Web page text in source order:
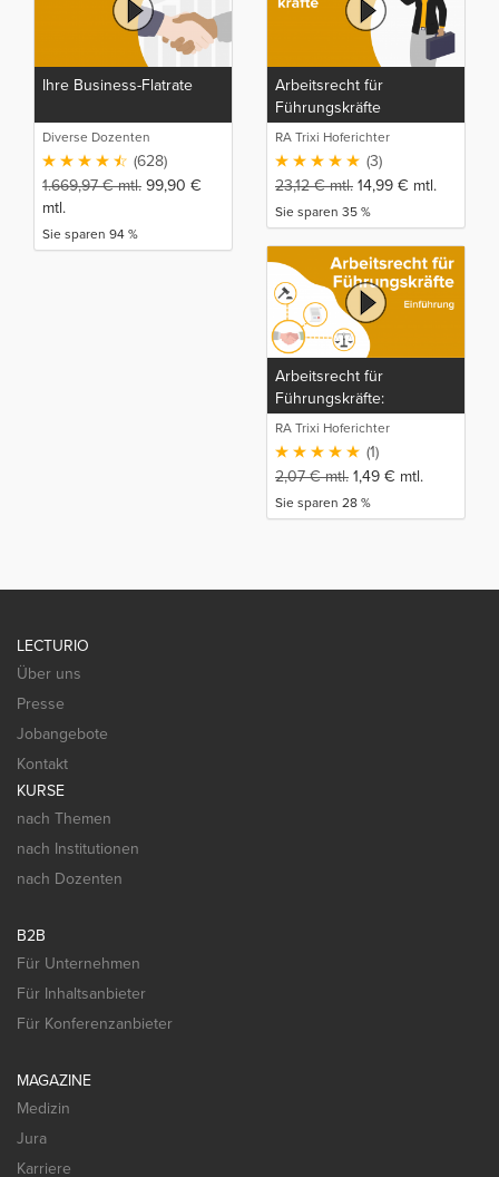
Ihre Business-Flatrate
Diverse Dozenten
(628)
1.669,97€mtl. 99,90 €
mtl.
Sie sparen 94 %
Arbeitsrecht für
Führungskräfte
RA Trixi Hoferichter
(3)
23,12€mtl. 14,99 € mtl.
Sie sparen 35 %
Arbeitsrecht für
Führungskräfte:
Einführung
RA Trixi Hoferichter
(1)
2,07€mtl. 1,49 € mtl.
Sie sparen 28 %
LECTURIO
Über uns
Presse
Jobangebote
Kontakt
KURSE
nach Themen
nach Institutionen
nach Dozenten
B2B
Für Unternehmen
Für Inhaltsanbieter
Für Konferenzanbieter
MAGAZINE
Medizin
Jura
Karriere